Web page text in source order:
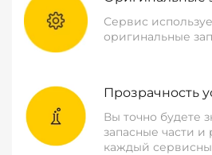
Сервис
оригинальные
Прозрачность
Вы точно будете
запасные части и
каждый